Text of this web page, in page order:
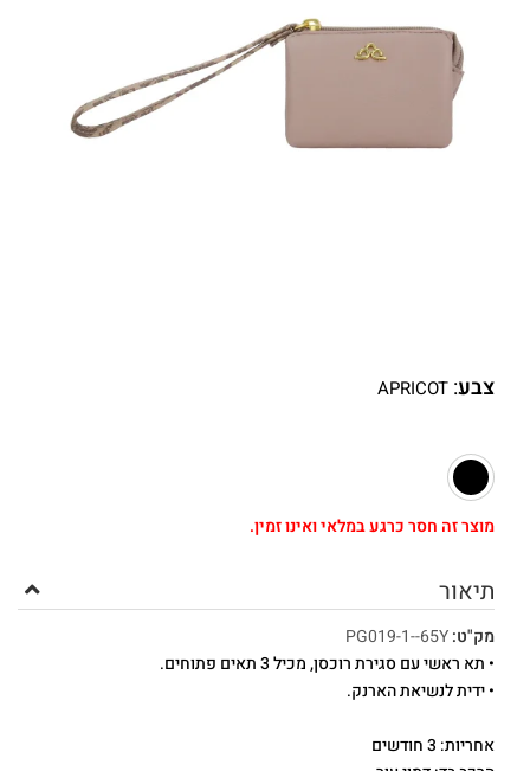
צבע:
APRICOT
מוצר זה חסר כרגע במלאי ואינו זמין.
תיאור
מק"ט:PG019-1--65Y
• תא ראשי עם סגירת רוכסן, מכיל 3 תאים פתוחים.
• ידית לנשיאת הארנק.
אחריות: 3 חודשים